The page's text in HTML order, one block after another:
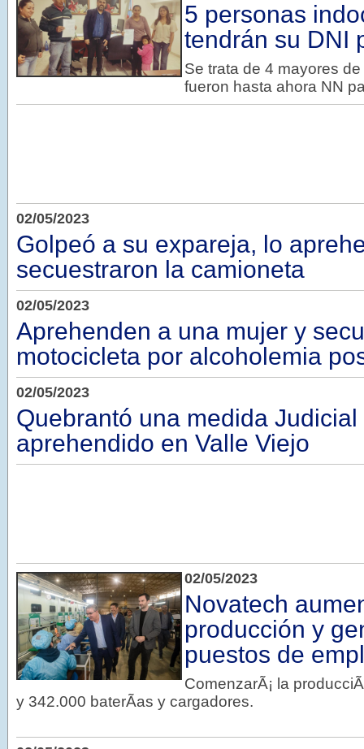
5 personas
tendrán su DNI
Se trata de 4 mayores
fueron hasta ahora NN
02/05/2023
Golpeó a su expareja, lo
secuestraron la camioneta
02/05/2023
Aprehenden a una mujer y
motocicleta por alcoholemia
02/05/2023
Quebrantó una medida Judicial
aprehendido en Valle Viejo
02/05/2023
Novatech
producción y
puestos de
ComenzarÃ¡ la
y 342.000 baterÃ­as y cargadores.